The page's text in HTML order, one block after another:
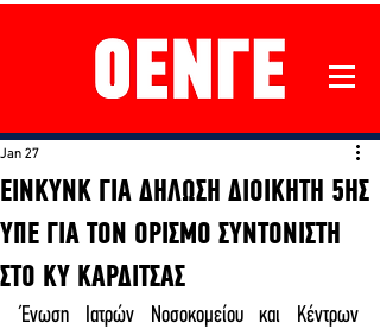
ΕΙΝΚΥΝΚ ΓΙΑ ΔΗΛΩΣΗ ΔΙΟΙΚΗΤΗ 5ΗΣ
ΥΠΕ ΓΙΑ ΤΟΝ ΟΡΙΣΜΟ ΣΥΝΤΟΝΙΣΤΗ
ΣΤΟ ΚΥ ΚΑΡΔΙΤΣΑΣ
Jan 27
Ένωση Ιατρών Νοσοκομείου και Κέντρων